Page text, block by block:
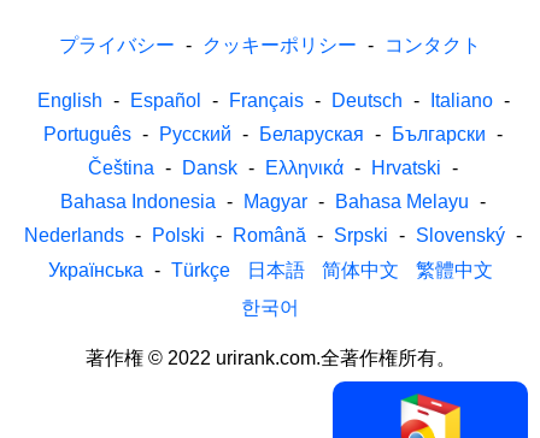
プライバシー - クッキーポリシー - コンタクト
English - Español - Français - Deutsch - Italiano -
Português - Русский - Беларуская - Български -
Čeština - Dansk - Ελληνικά - Hrvatski -
Bahasa Indonesia - Magyar - Bahasa Melayu -
Nederlands - Polski - Română - Srpski - Slovenský -
Українська - Türkçe 日本語 简体中文
繁體中文
한국어
著作権 © 2022 urirank.com.全著作権所有。